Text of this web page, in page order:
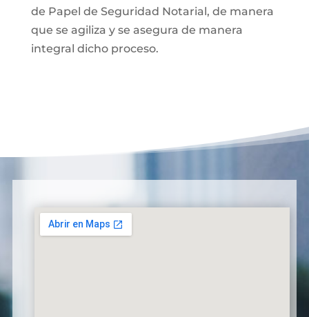
de Papel de Seguridad Notarial, de manera
que se agiliza y se asegura de manera
integral dicho proceso.